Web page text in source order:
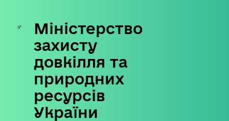
Skip
content
Міністерство
захисту
довкілля та
природних
ресурсів
України